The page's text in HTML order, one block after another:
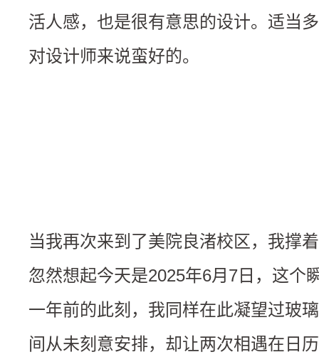
活人感，也是很有意思的设计。适当
对设计师来说蛮好的。
当我再次来到了美院良渚校区，我撑
忽然想起今天是2025年6月7日，这个
一年前的此刻，我同样在此凝望过玻
间从未刻意安排，却让两次相遇在日